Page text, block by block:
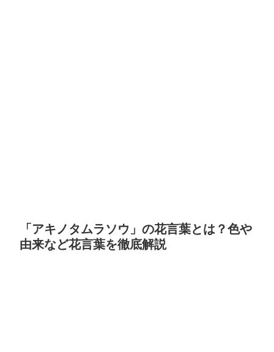
「アキノタムラソウ」の花言葉とは？色や
由来など花言葉を徹底解説